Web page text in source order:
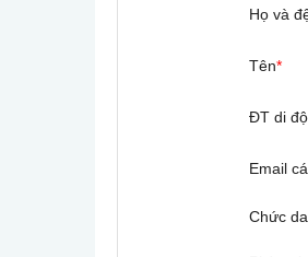
Họ và
Tên*
ĐT di
Email
Chức